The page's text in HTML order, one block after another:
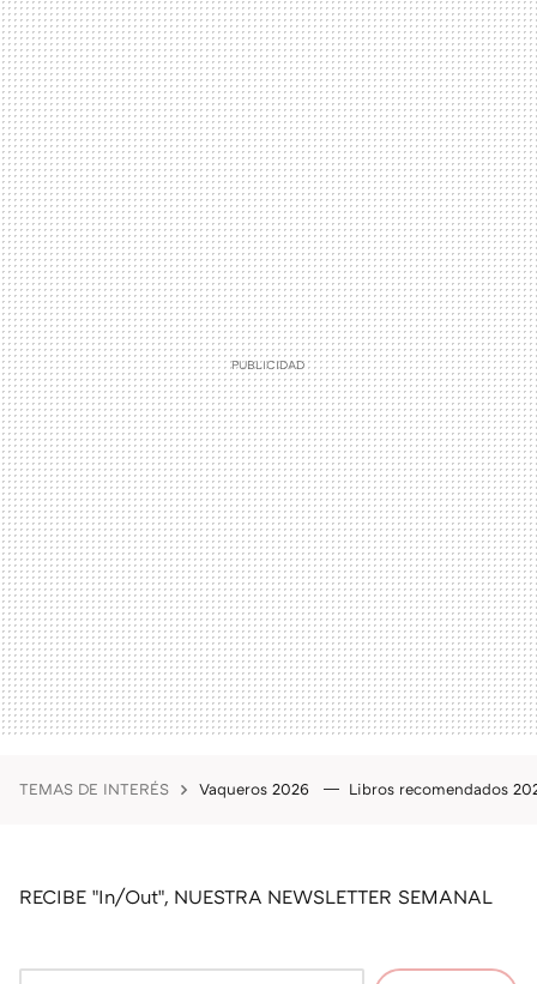
TEMAS DE INTERÉS Vaqueros 2026 Libros recomendados
RECIBE "In/Out", NUESTRA NEWSLETTER SEMANAL